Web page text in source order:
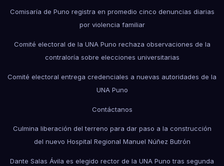
Comisaría de Puno registra en promedio cinco denuncias diarias
por violencia familiar
Comité electoral de la UNA Puno rechaza observaciones de la
contraloría sobre elecciones universitarias
Comité electoral entrega credenciales a nuevas autoridades de la
UNA Puno
Contáctanos
Culmina liberación del terreno para dar paso a la construcción
del nuevo Hospital Regional Manuel Núñez Butrón
Dante Salas Ávila es elegido rector de la UNA Puno tras segunda